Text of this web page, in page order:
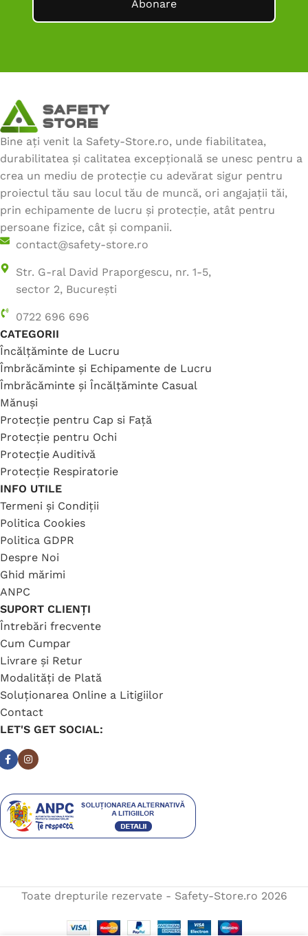
Abonare
Bine ați venit la Safety-Store.ro, unde fiabilitatea,
durabilitatea și calitatea excepțională se unesc pentru a
crea un mediu de protecție cu adevărat sigur pentru
proiectul tău sau locul tău de muncă, ori angajații tăi,
prin echipamente de lucru și protecție, atât pentru
persoane fizice, cât și companii.
contact@safety-store.ro
Str. G-ral David Praporgescu, nr. 1-5,
sector 2, București
0722 696 696
CATEGORII
Încălțăminte de Lucru
Îmbrăcăminte și Echipamente de Lucru
Îmbrăcăminte și Încălțăminte Casual
Mănuși
Protecție pentru Cap si Față
Protecție pentru Ochi
Protecție Auditivă
Protecție Respiratorie
INFO UTILE
Termeni și Condiții
Politica Cookies
Politica GDPR
Despre Noi
Ghid mărimi
ANPC
SUPORT CLIENȚI
Întrebări frecvente
Cum Cumpar
Livrare și Retur
Modalități de Plată
Soluționarea Online a Litigiilor
Contact
LET'S GET SOCIAL:
Toate drepturile rezervate - Safety-Store.ro 2026